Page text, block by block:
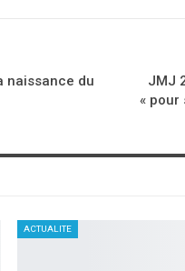
naissance du
JMJ
« pour
ACTUALITE